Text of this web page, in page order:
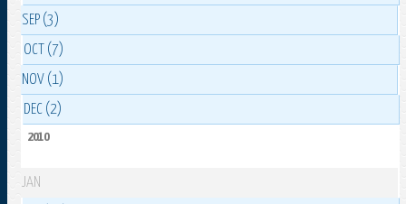
SEP (3)
OCT (7)
NOV (1)
DEC (2)
2010
JAN